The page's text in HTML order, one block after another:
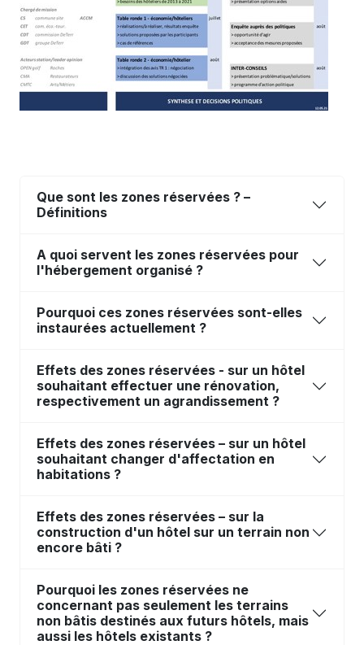
Que sont les zones réservées ? –
Définitions
A quoi servent les zones réservées pour
l'hébergement organisé ?
Pourquoi ces zones réservées sont-elles
instaurées actuellement ?
Effets des zones réservées - sur un hôtel
souhaitant effectuer une rénovation,
respectivement un agrandissement ?
Effets des zones réservées – sur un hôtel
souhaitant changer d'affectation en
habitations ?
Effets des zones réservées – sur la
construction d'un hôtel sur un terrain non
encore bâti ?
Pourquoi les zones réservées ne
concernant pas seulement les terrains
non bâtis destinés aux futurs hôtels, mais
aussi les hôtels existants ?